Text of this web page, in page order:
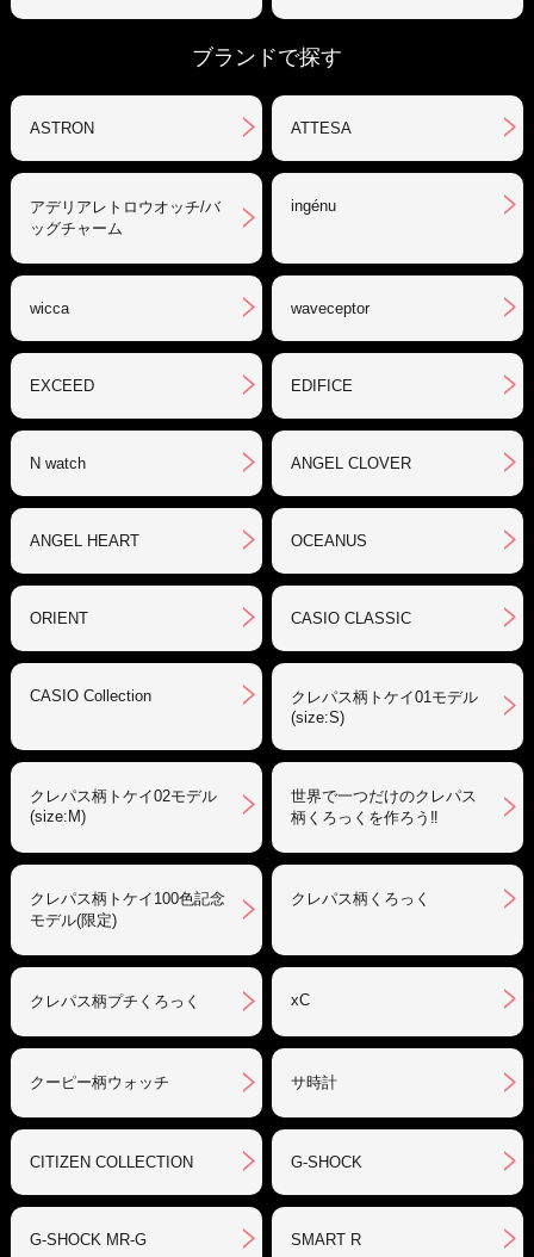
ブランドで探す
ASTRON ATTESA
アデリアレトロウオッチ/バ
ッグチャーム
ingénu
wicca waveceptor
EXCEED EDIFICE
N watch ANGEL CLOVER
ANGEL HEART OCEANUS
ORIENT CASIO CLASSIC
CASIO Collection
クレパス柄トケイ01モデル
(size:S)
クレパス柄トケイ02モデル
(size:M)
世界で一つだけのクレパス
柄くろっくを作ろう‼︎
クレパス柄トケイ100色記念
モデル(限定)
クレパス柄くろっく
クレパス柄プチくろっく xC
クーピー柄ウォッチ サ時計
CITIZEN COLLECTION G-SHOCK
G-SHOCK MR-G SMART R